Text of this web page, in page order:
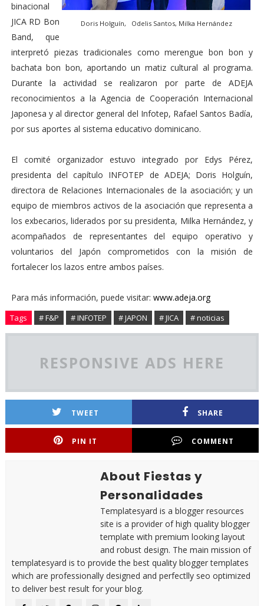
Doris Holguín, Odelis Santos, Milka Hernández
binacional
JICA RD Bon
Band, que
interpretó piezas tradicionales como merengue bon bon y
bachata bon bon, aportando un matiz cultural al programa.
Durante la actividad se realizaron por parte de ADEJA
reconocimientos a la Agencia de Cooperación Internacional
Japonesa y al director general del Infotep, Rafael Santos Badía,
por sus aportes al sistema educativo dominicano.
El comité organizador estuvo integrado por Edys Pérez,
presidenta del capítulo INFOTEP de ADEJA; Doris Holguín,
directora de Relaciones Internacionales de la asociación; y un
equipo de miembros activos de la asociación que representa a
los exbecarios, liderados por su presidenta, Milka Hernández, y
acompañados de representantes del equipo operativo y
voluntarios del Japón comprometidos con la misión de
fortalecer los lazos entre ambos países.
Para más información, puede visitar: www.adeja.org
Tags # F&P # INFOTEP # JAPON # JICA # noticias
RESPONSIVE ADS HERE
TWEET SHARE
PIN IT COMMENT
About Fiestas y
Personalidades
Templatesyard is a blogger resources
site is a provider of high quality blogger
template with premium looking layout
and robust design. The main mission of
templatesyard is to provide the best quality blogger templates
which are professionally designed and perfectlly seo optimized
to deliver best result for your blog.